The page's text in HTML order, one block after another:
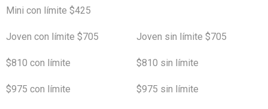
Mini con límite $425
Joven con límite $705 Joven sin límite $705
$810 con límite $810 sin límite
$975 con límite $975 sin límite